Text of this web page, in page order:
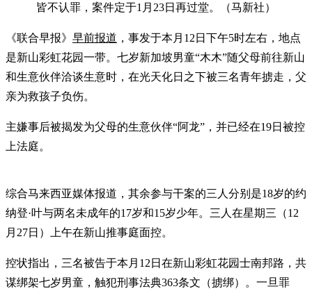
皆不认罪，案件定于1月23日再过堂。（马新社）
《联合早报》 早前报道 ，事发于本月12日下午5时左右，地点
是新山彩虹花园一带。七岁新加坡男童“木木”随父母前往新山
和生意伙伴洽谈生意时，在光天化日之下被三名青年掳走，父
亲为救孩子负伤。
主嫌事后被揭发为父母的生意伙伴“阿龙”，并已经在19日被控
上法庭。
综合马来西亚媒体报道，其余参与干案的三人分别是18岁的约
纳登·叶与两名未成年的17岁和15岁少年。三人在星期三（12
月27日）上午在新山推事庭面控。
控状指出，三名被告于本月12日在新山彩虹花园士南邦路，共
谋绑架七岁男童，触犯刑事法典363条文（掳绑）。一旦罪